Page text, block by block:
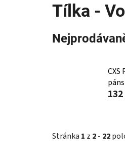
Tílka -
CXS
Stránka 1 z 2- 22